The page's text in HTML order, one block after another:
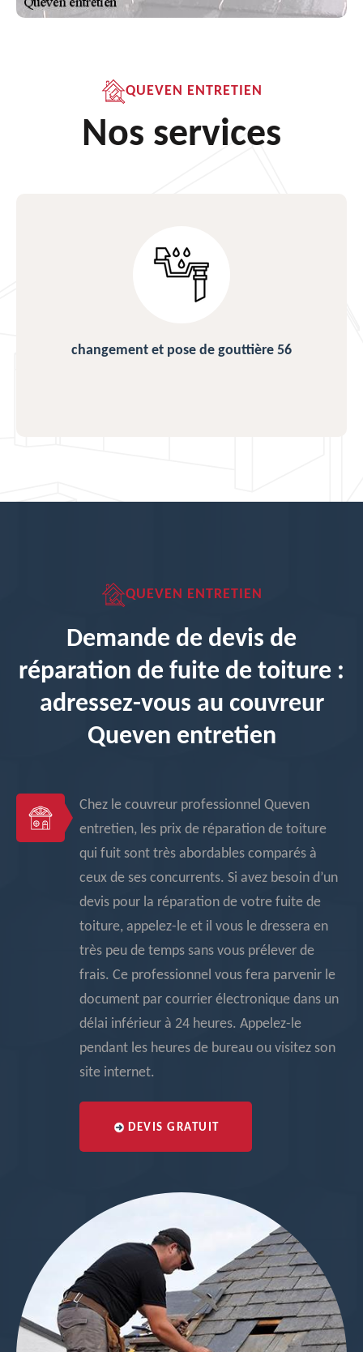
QUEVEN ENTRETIEN
Nos services
changement et pose de gouttière 56
QUEVEN ENTRETIEN
Demande de devis de
réparation de fuite de toiture :
adressez-vous au couvreur
Queven entretien
Chez le couvreur professionnel Queven
entretien, les prix de réparation de toiture
qui fuit sont très abordables comparés à
ceux de ses concurrents. Si avez besoin d’un
devis pour la réparation de votre fuite de
toiture, appelez-le et il vous le dressera en
très peu de temps sans vous prélever de
frais. Ce professionnel vous fera parvenir le
document par courrier électronique dans un
délai inférieur à 24 heures. Appelez-le
pendant les heures de bureau ou visitez son
site internet.
DEVIS GRATUIT